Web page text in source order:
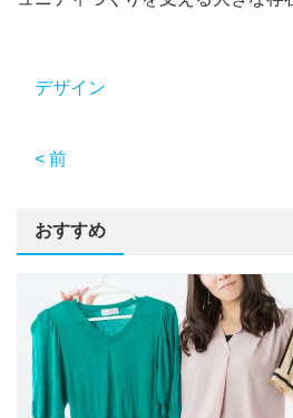
デザイン
< 前
おすすめ